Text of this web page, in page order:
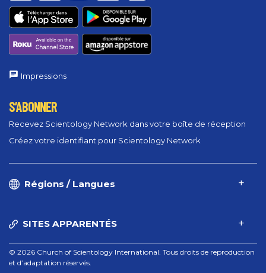
Impressions
S’ABONNER
Recevez Scientology Network dans votre boîte de réception
Créez votre identifiant pour Scientology Network
Régions / Langues
SITES APPARENTÉS
© 2026 Church of Scientology International. Tous droits de reproduction
et d’adaptation réservés.